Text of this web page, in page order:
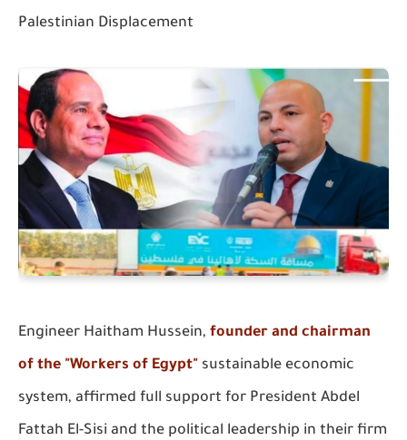
Palestinian Displacement
Engineer Haitham Hussein, founder and chairman
of the "Workers of Egypt" sustainable economic
system, affirmed full support for President Abdel
Fattah El-Sisi and the political leadership in their firm